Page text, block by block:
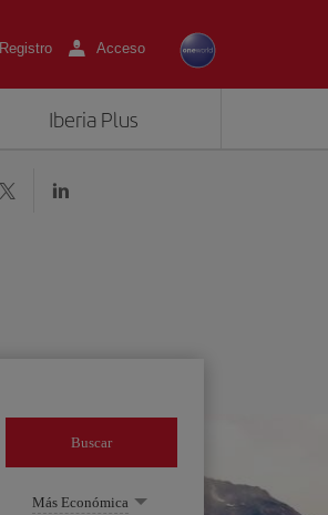
Registro Acceso
Iberia Plus
Buscar
Más Económica